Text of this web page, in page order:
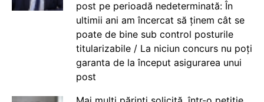
post pe perioadă nedeterminată: În
ultimii ani am încercat să ținem cât se
poate de bine sub control posturile
titularizabile / La niciun concurs nu poți
garanta de la început asigurarea unui
post